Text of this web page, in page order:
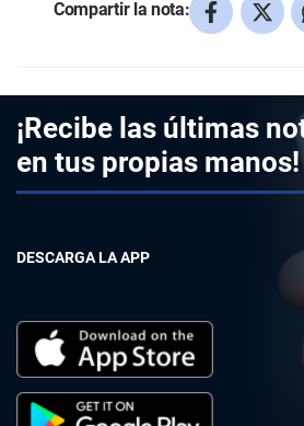
Compartir la nota:
¡Recibe las últimas
en tus propias manos!
DESCARGA LA APP